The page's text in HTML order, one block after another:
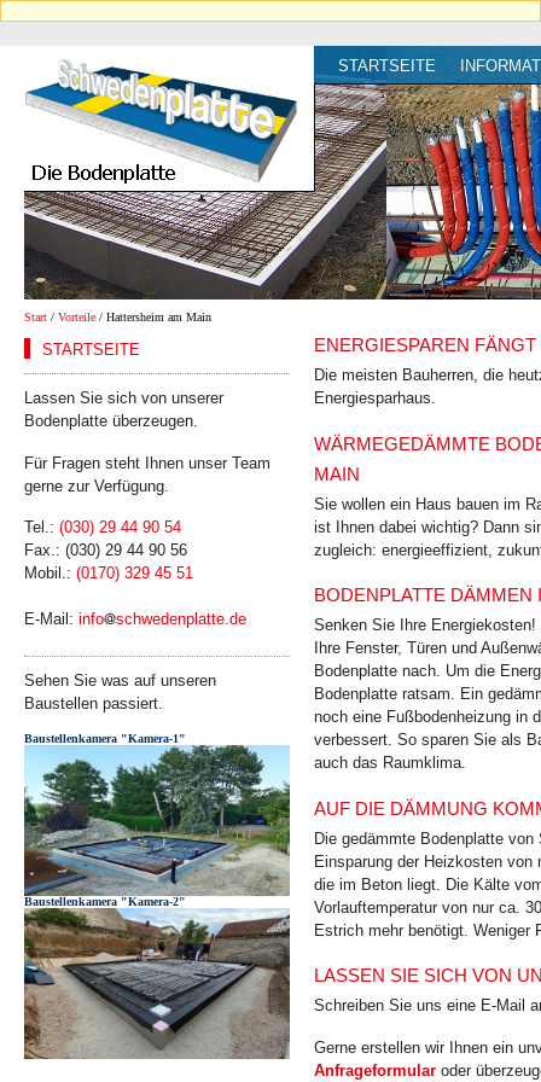
STARTSEITE
Start / Vorteile / Hattersheim am Main
STARTSEITE
Lassen Sie sich von unserer
Bodenplatte überzeugen.
Für Fragen steht Ihnen unser Team
gerne zur Verfügung.
Tel.: (030) 29 44 90 54
Fax.: (030) 29 44 90 56
Mobil.: (0170) 329 45 51
E-Mail: info schwedenplatte.de
Sehen Sie was auf unseren
Baustellen passiert.
Baustellenkamera "Kamera-1"
Baustellenkamera "Kamera-2"
ENERGIESPAREN
Die meisten Bauherren, die
Energiesparhaus.
WÄRMEGEDÄMMTE
AIN
Sie wollen ein Haus bauen im
ist Ihnen dabei wichtig? Dann
zugleich: energie­effizient,
BODENPLATTE
Senken Sie Ihre
Ihre Fenster, Türen und
Bodenplatte nach. Um die
Bodenplatte ratsam. Ein
noch eine Fußbodenheizung in
verbessert. So sparen Sie als
auch das Raumklima.
AUF DIE DÄMMUNG
Die gedämmte Bodenplatte
Einsparung der Heizkosten
die im Beton liegt. Die Kälte
Vorlauftemperatur von nur ca.
Estrich mehr benötigt. Weniger
LASSEN SIE SICH VON
Schreiben Sie uns eine E-Mail
Gerne erstellen wir Ihnen ein
Anfrageformular oder